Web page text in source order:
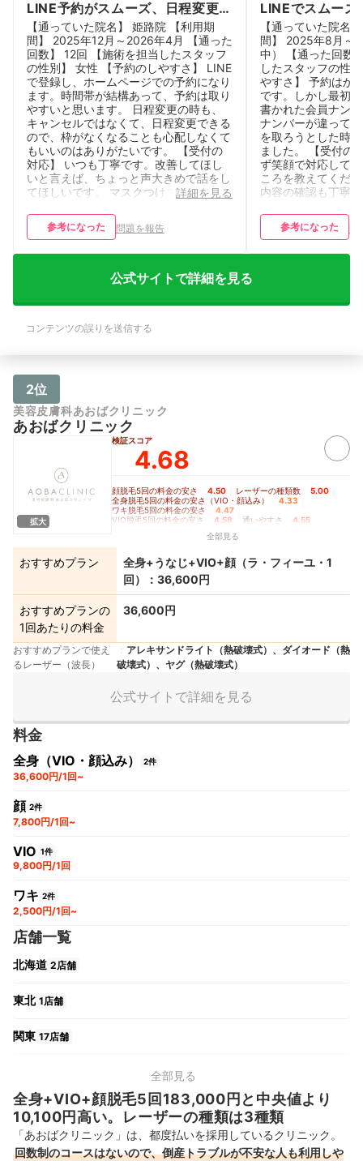
LINE予約がスムーズ、日程変更も
気軽にできます。 駅ちかで、商
店街の中なので、通いやすいで
す。
【通っていた院名】 姫路院 【利用期
間】 2025年12月～2026年4月 【通った
回数】 12回 【施術を担当したスタッフ
の性別】 女性 【予約のしやすさ】 LINE
で登録し、ホームページでの予約になり
ます。時間帯が結構あって、予約は取り
やすいと思います。 日程変更の時も、
キャンセルではなくて、日程変更できる
ので、枠がなくなることも心配しなくて
もいいのはありがたいです。 【受付の
対応】 いつも丁寧です。改善してほし
いと言えば、ちょっと声大きめで話をし
てほしいです。 マスクつけてる方もい
す。 【アクセスのよさ】 駅近くて、商
店街の中なので、雨の日でも行きやすい
詳細を見る
参考になった 問題を報告
LINEでスムー
の好立地
【通っていた院名
間】 2025年8月～
中） 【通った回数
したスタッフの性
やすさ】 予約はか
です。しかし最初
書かれた会員ナン
ナンバーが違って
を取ろうとした時
ました。 【受付の
ず笑顔で対応して
ころを教えてくだ
内容の確認も丁寧
やすいです。メン
いのですが、ここ
参考になった
公式サイトで詳細を見る
コンテンツの誤りを送信する
2位
美容皮膚科あおばクリニック
あおばクリニック
拡大
検証スコア
4.68
顔脱毛5回の料金の安さ 4.50 レーザーの種類数 5.00
全身脱毛5回の料金の安さ（VIO・顔込み） 4.33
ワキ脱毛5回の料金の安さ 4.47
VIO脱毛5回の料金の安さ 4.58 通いやすさ
4.55
全部見る
おすすめプラン
全身+うなじ+VIO+顔（ラ・フィーユ・1
回）：36,600円
おすすめプランの
1回あたりの料金
36,600円
おすすめプランで使え
るレーザー（波長）
アレキサンドライト（熱破壊式）、ダイオード（熱
破壊式）、ヤグ（熱破壊式）
公式サイトで詳細を見る
料金
全身（VIO・顔込み） 2件
36,600円/1回~
顔 2件
7,800円/1回~
VIO 1件
9,800円/1回
ワキ 2件
2,500円/1回~
店舗一覧
北海道 2店舗
東北 1店舗
関東 17店舗
関西 5店舗
中国・四国 1店舗
全部見る
全身+VIO+顔脱毛5回183,000円と中央値より
10,100円高い。レーザーの種類は3種類
「あおばクリニック」は、都度払いを採用しているクリニック。
回数制のコースはないので、倒産トラブルが不安な人も利用しや